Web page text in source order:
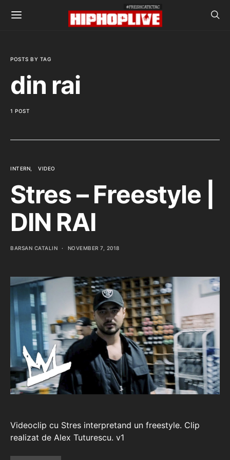
POSTS BY TAG
din rai
1 POST
INTERN VIDEO
Stres – Freestyle |
DIN RAI
BARSAN CATALIN NOVEMBER 7, 2018
Videoclip cu Stres interpretand un freestyle. Clip
realizat de Alex Tuturescu. v1